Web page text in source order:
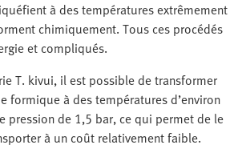
à des températures extrêmement
chimiquement. Tous ces procédés
et compliqués.
T. kivui, il est possible de transformer
formique à des températures d’environ
pression de 1,5 bar, ce qui permet de le
à un coût relativement faible.